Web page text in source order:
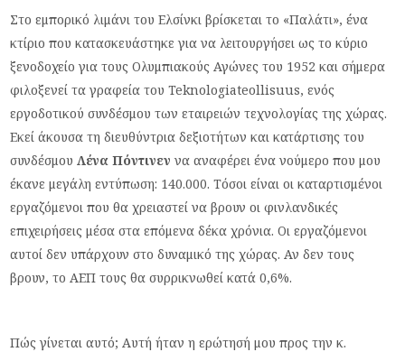
Στο εμπορικό λιμάνι του Ελσίνκι βρίσκεται το «Παλάτι», ένα
κτίριο που κατασκευάστηκε για να λειτουργήσει ως το κύριο
ξενοδοχείο για τους Ολυμπιακούς Αγώνες του 1952 και σήμερα
φιλοξενεί τα γραφεία του Teknologiateollisuus, ενός
εργοδοτικού συνδέσμου των εταιρειών τεχνολογίας της χώρας.
Εκεί άκουσα τη διευθύντρια δεξιοτήτων και κατάρτισης του
συνδέσμου Λένα Πόντινεννα αναφέρει ένα νούμερο που μου
έκανε μεγάλη εντύπωση: 140.000. Τόσοι είναι οι καταρτισμένοι
εργαζόμενοι που θα χρειαστεί να βρουν οι φινλανδικές
επιχειρήσεις μέσα στα επόμενα δέκα χρόνια. Οι εργαζόμενοι
αυτοί δεν υπάρχουν στο δυναμικό της χώρας. Αν δεν τους
βρουν, το ΑΕΠ τους θα συρρικνωθεί κατά 0,6%.
Πώς γίνεται αυτό; Αυτή ήταν η ερώτησή μου προς την κ.